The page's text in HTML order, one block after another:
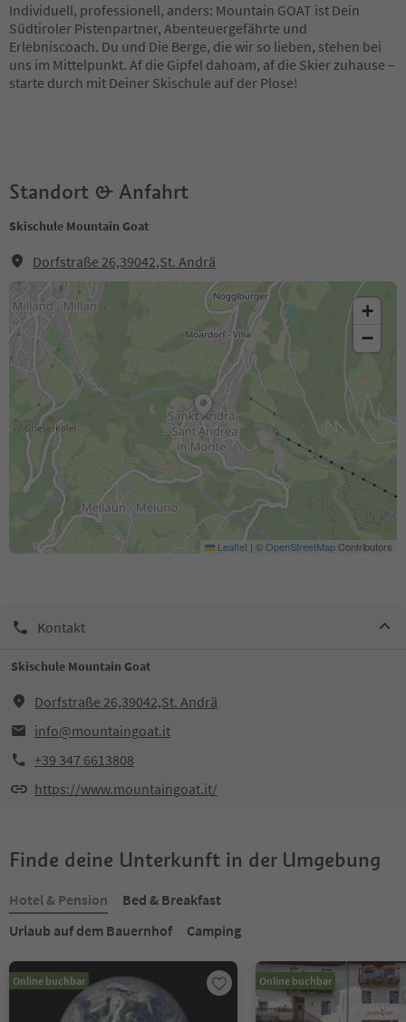
Individuell, professionell, anders: Mountain GOAT ist Dein
Südtiroler Pistenpartner, Abenteuergefährte und
Erlebniscoach. Du und Die Berge, die wir so lieben, stehen bei
uns im Mittelpunkt. Af die Gipfel dahoam, af die Skier zuhause –
starte durch mit Deiner Skischule auf der Plose!
Standort & Anfahrt
Skischule Mountain Goat
Dorfstraße 26,39042,St. Andrä
+
−
Leaflet | ©OpenStreetMapContributors
Kontakt
Skischule Mountain Goat
Dorfstraße 26,39042,St. Andrä
info@mountaingoat.it
+39 347 6613808
https://www.mountaingoat.it/
Finde deine Unterkunft in der Umgebung
Hotel & Pension
Bed & Breakfast
Urlaub auf dem Bauernhof
Camping
Online buchbar Online buchbar